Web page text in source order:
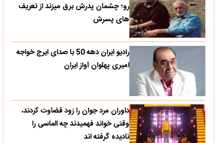
رو؛ چشمان پدرش برق میزند از تعریف
های پسرش
رادیو ایران دهه 50 با صدای ایرج خواجه
امیری پهلوان آواز ایران
داوران مرد جوان را زود قضاوت کردند،
وقتی خواند فهمیدند چه الماسی را
نادیده گرفته اند